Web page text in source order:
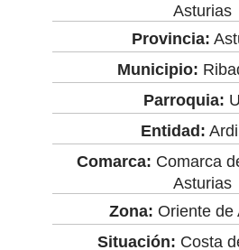
Asturias
Provincia:
Municipio:
Parroquia:
Entidad:
Comarca: Comarca
Asturias
Zona: Oriente de
Situación: Costa